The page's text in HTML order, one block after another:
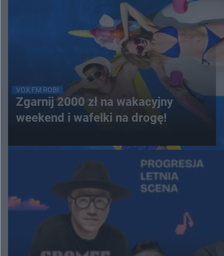
VOX FM ROBI
Zgarnij 2000 zł na wakacyjny
weekend i wafelki na drogę!